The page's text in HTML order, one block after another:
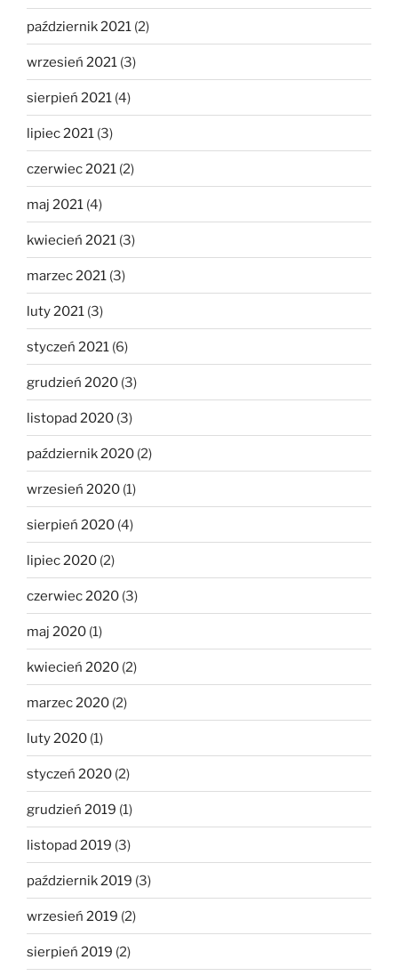
październik 2021 (2)
wrzesień 2021 (3)
sierpień 2021 (4)
lipiec 2021 (3)
czerwiec 2021 (2)
maj 2021 (4)
kwiecień 2021 (3)
marzec 2021 (3)
luty 2021 (3)
styczeń 2021 (6)
grudzień 2020 (3)
listopad 2020 (3)
październik 2020 (2)
wrzesień 2020 (1)
sierpień 2020 (4)
lipiec 2020 (2)
czerwiec 2020 (3)
maj 2020 (1)
kwiecień 2020 (2)
marzec 2020 (2)
luty 2020 (1)
styczeń 2020 (2)
grudzień 2019 (1)
listopad 2019 (3)
październik 2019 (3)
wrzesień 2019 (2)
sierpień 2019 (2)